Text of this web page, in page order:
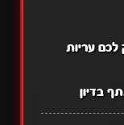
לכם עריות
בדיון